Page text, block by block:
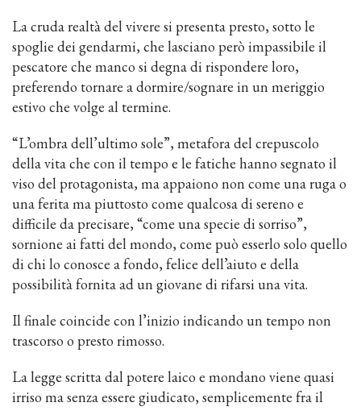
La cruda realtà del vivere si presenta presto, sotto le
spoglie dei gendarmi, che lasciano però impassibile il
pescatore che manco si degna di rispondere loro,
preferendo tornare a dormire/sognare in un meriggio
estivo che volge al termine.
“L’ombra dell’ultimo sole”, metafora del crepuscolo
della vita che con il tempo e le fatiche hanno segnato il
viso del protagonista, ma appaiono non come una ruga o
una ferita ma piuttosto come qualcosa di sereno e
difficile da precisare, “come una specie di sorriso”,
sornione ai fatti del mondo, come può esserlo solo quello
di chi lo conosce a fondo, felice dell’aiuto e della
possibilità fornita ad un giovane di rifarsi una vita.
Il finale coincide con l’inizio indicando un tempo non
trascorso o presto rimosso.
La legge scritta dal potere laico e mondano viene quasi
irriso ma senza essere giudicato, semplicemente fra il